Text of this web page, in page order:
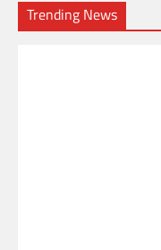
Trending News